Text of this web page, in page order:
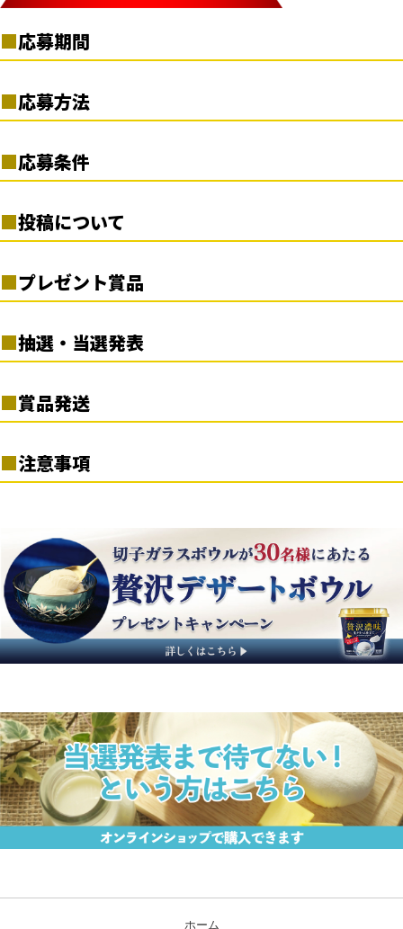
応募期間
応募方法
ォロー。
2. キャンペーン対象の投稿に「いいね」を実施。
3. 当選された場合、5月中旬以降に、ご応募いただいたInstagram
アカウントあてに、当組合の公式Instagramアカウントからダイレク
ージにておしらせしたURLから、賞品配送先に要する情報を定めら
れた期日までにご登録完了いただくことで、当選が確定となりま
応募条件
さい。ご応募をもって同意いただいたとみなします。
・未成年の方は、保護者の了解を得たうえでご応募ください。
・当キャンペーンは、複数回のご応募が可能です。
・日本国内在住の方のみ、応募可能となります。
せていただきます。
・当選通知は、ご投稿いただいたInstagramのアカウントあてに、ダ
組合の公式Instagramアカウントをフォローしていない場合、ダイ
レクトメッセージを受信拒否設定している場合など、ご連絡が不可
意をお願いいたします。
・ご応募にはInstagramのアカウントが必要となります。
りますのでご注意ください。
・応募完了から賞品お受け取りまでの期間内に、一度でもアカウン
トを非公開にされたり、当組合の公式Instagramアカウントのフォ
ローを解除された場合は、ご応募は無効となり当選権利も無効と
なりますので、あらかじめご留意ください。
投稿について
因に、投稿や応募が完了できなかった場合でも、当組合では一切
の責任は負いかねます。
プレゼント賞品
名様抽選・当選発表
す。
当選者には、当組合の公式Instagramアカウントからダイレクト
メッセージにてご連絡申し上げます。
※成りすましアカウントにご注意ください。
当選通知は5月中旬以降を予定しておりますが、諸事情により
ご連絡が遅れる場合もございます。あらかじめご了承くださ
い。
当選ご連絡の際、あらかじめ設定させていただく期日までに、
お知らせさせていただくURLから賞品送付に要する情報の登録
をお願いいたします。登録完了をもって当選が確定となりま
ご応募いただいたInstagramアカウントを削除した場合やご連
絡がとれない場合など、応募・当選の対象外となります。※当
選した権利は、第三者への譲渡や換金、他の賞品との交換はで
きません。
※記入内容に不備や誤り、虚偽等が確認できた場合、応募、当選は
無効とさせていただく場合がございます。
※当選者のご連絡先が不明の場合、また長期不在等により賞品を
※当選発表は、当選者へのご連絡をもってかえさせていただきま
賞品発送
※賞品の発送は、日本国内に限らせていただきます。国外への情
報登録の場合、当選は無効とさせていただきます。
ざいます。
※賞品の配送日時や配送方法、配送業者の指定はできません。
※同一住所で複数登録された場合は、重複分の当選を無効とさせ
ていただきます。
注意事項
権利が無効となる場合がございます。
・本キャンペーンの利用規約、Instagramの定める規約に反する不
正な利用が確認できた場合は、当組合キャンペーン事務局の判断
にて予告なしに応募・当選を無効とさせていただことがあります。
・抽選や当選に関するご質問にはお応えしておりません。
・本キャンペーンの実施内容は、当組合の都合により予告なく変更
する場合があります。
客様サービス向上のため、個人を特定しない統計情報としても活
用いたします。お客様の個人情報は、お客様の同意無しに業務委
託先以外の第三者に開示、提供することはございません（法令等に
より開示を求められた場合を除く）。
・お客様の個人情報の取扱いは、 プライバシーポリシーをご参照く
ださい。
ホーム